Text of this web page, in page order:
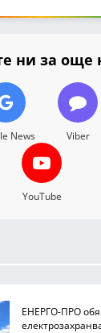
ни за още
News Viber
YouTube
ЕНЕРГО-ПРО